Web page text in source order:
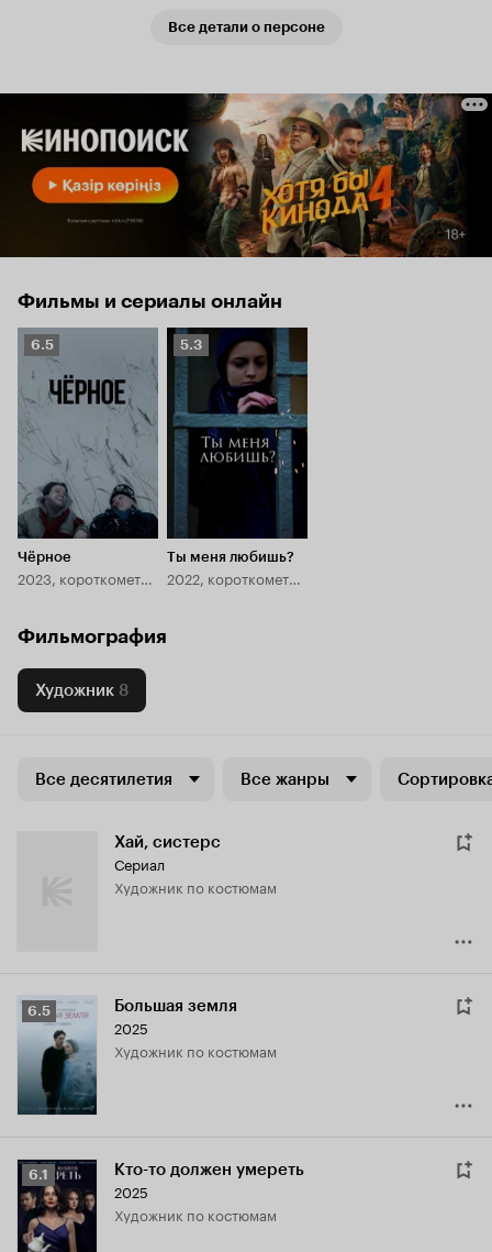
Все детали о персоне
Фильмы и сериалы онлайн
Рейтинг
Кинопоиска
6.5
6.5
Чёрное
2023, короткометражка
Рейтинг
Кинопоиска
5.3
5.3
Ты меня любишь?
2022, короткометражка
Фильмография
Художник 8
Все десятилетия Все жанры
Хай, систерс
Сериал
Художник по костюмам
Рейтинг
Кинопоиска
6.5
6.5 Большая земля
2025
Художник по костюмам
Рейтинг
Кинопоиска
6.1
6.1 Кто-то должен умереть
2025
Художник по костюмам